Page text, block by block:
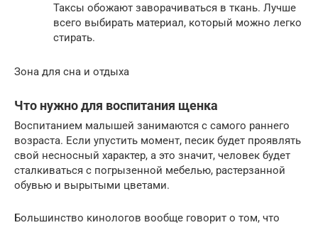
Таксы обожают заворачиваться в ткань. Лучше
всего выбирать материал, который можно легко
стирать.
Зона для сна и отдыха
Что нужно для воспитания щенка
Воспитанием малышей занимаются с самого раннего
возраста. Если упустить момент, песик будет проявлять
свой несносный характер, а это значит, человек будет
сталкиваться с погрызенной мебелью, растерзанной
обувью и вырытыми цветами.
Большинство кинологов вообще говорит о том, что